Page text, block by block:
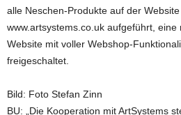
alle Neschen-Produkte auf der
www.artsystems.co.uk aufgeführt,
Website mit voller Webshop-
freigeschaltet.
Bild: Foto Stefan Zinn
BU: „Die Kooperation mit ArtSystems